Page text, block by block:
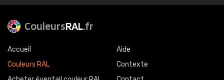
CouleursRAL.fr
Accueil
Couleurs RAL
Aide
Contexte